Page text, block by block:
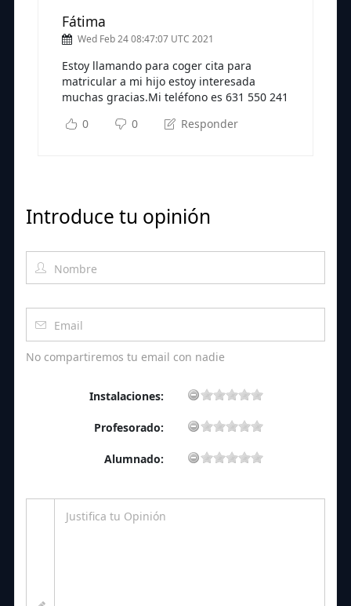
Fátima
Wed Feb 24 08:47:07 UTC 2021
Estoy llamando para coger cita para
matricular a mi hijo estoy interesada
muchas gracias.Mi teléfono es 631 550 241
0
0 Responder
Introduce tu opinión
No compartiremos tu email con nadie
Instalaciones:
Profesorado:
Alumnado: